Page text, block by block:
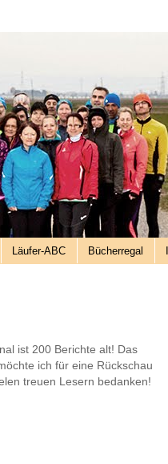
Läufer-ABC Bücherregal
ist 200 Berichte alt! Das
ich für eine Rückschau
treuen Lesern bedanken!